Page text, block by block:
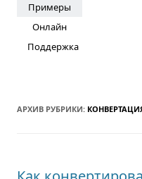
Примеры
Онлайн
Поддержка
АРХИВ РУБРИКИ: